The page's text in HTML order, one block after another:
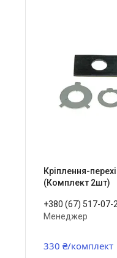
Кріплення-
(Комплект 2шт)
+380 (67) 517-07-
Менеджер
330 ₴/комплект